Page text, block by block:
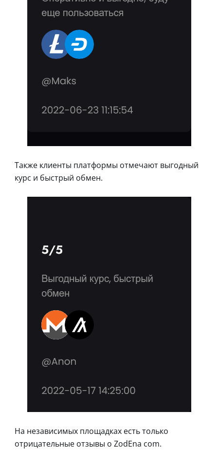
Также клиенты платформы отмечают выгодный
курс и быстрый обмен.
На независимых площадках есть только
отрицательные отзывы о ZodEna com.